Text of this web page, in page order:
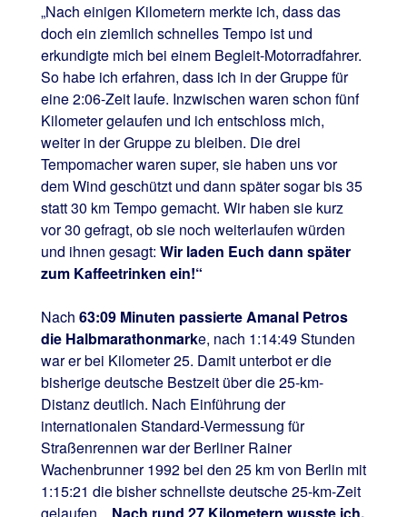
„Nach einigen Kilometern merkte ich, dass das
doch ein ziemlich schnelles Tempo ist und
erkundigte mich bei einem Begleit-Motorradfahrer.
So habe ich erfahren, dass ich in der Gruppe für
eine 2:06-Zeit laufe. Inzwischen waren schon fünf
Kilometer gelaufen und ich entschloss mich,
weiter in der Gruppe zu bleiben. Die drei
Tempomacher waren super, sie haben uns vor
dem Wind geschützt und dann später sogar bis 35
statt 30 km Tempo gemacht. Wir haben sie kurz
vor 30 gefragt, ob sie noch weiterlaufen würden
und ihnen gesagt: Wir laden Euch dann später
zum Kaffeetrinken ein!“
Nach 63:09 Minuten passierte Amanal Petros
die Halbmarathonmarke, nach 1:14:49 Stunden
war er bei Kilometer 25. Damit unterbot er die
bisherige deutsche Bestzeit über die 25-km-
Distanz deutlich. Nach Einführung der
internationalen Standard-Vermessung für
Straßenrennen war der Berliner Rainer
Wachenbrunner 1992 bei den 25 km von Berlin mit
1:15:21 die bisher schnellste deutsche 25-km-Zeit